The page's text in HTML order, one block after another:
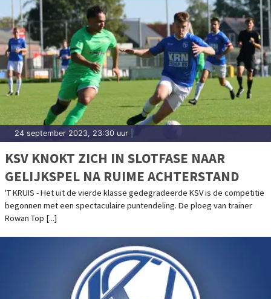
24 september 2023, 23:30 uur
KSV KNOKT ZICH IN SLOTFASE NAAR
GELIJKSPEL NA RUIME ACHTERSTAND
'T KRUIS - Het uit de vierde klasse gedegradeerde KSV is de competitie
begonnen met een spectaculaire puntendeling. De ploeg van trainer
Rowan Top [...]